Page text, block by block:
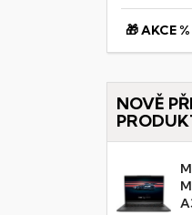
🎁 AKCE %
NOVĚ